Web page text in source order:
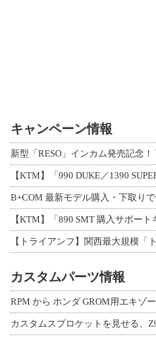
キャンペーン情報
【KTM】「990 DUKE／1390
【KTM】「890 SMT 購入サポー
カスタムパーツ情報